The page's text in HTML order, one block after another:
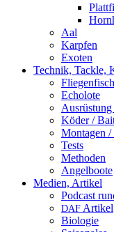
Aal
Karpfen
Exoten
Technik, Tackle,
Echolote
Köder /
Montagen /
Tests
Methoden
Angelboote
Medien, Artikel
Podcast
DAF Artikel
Biologie